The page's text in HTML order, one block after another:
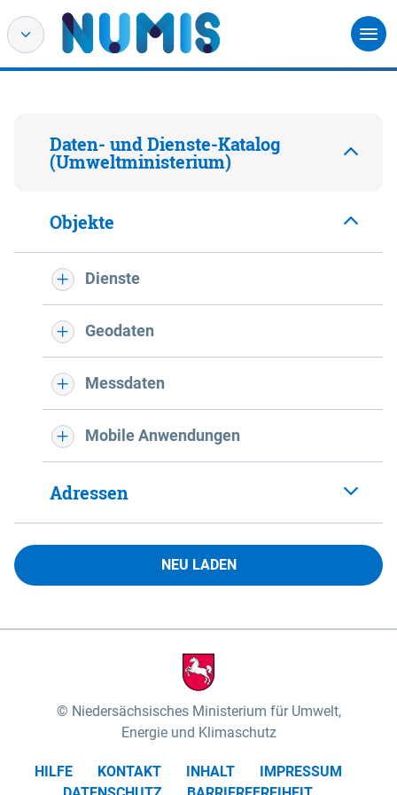
Daten- und Dienste-Katalog
(Umweltministerium)
Objekte
Dienste
Geodaten
Messdaten
Mobile Anwendungen
Adressen
NEU LADEN
Niedersächsisches Ministerium für Umwelt,
Energie und Klimaschutz
HILFE KONTAKT INHALT
IMPRESSUM